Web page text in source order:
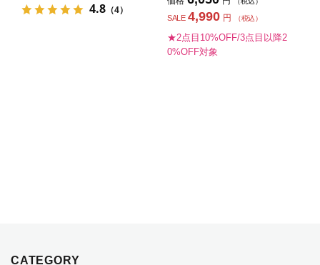
4.8 （4）
SALE 4,990 円 （税込）
★2点目10%OFF/3点目以降2
0%OFF対象
CATEGORY